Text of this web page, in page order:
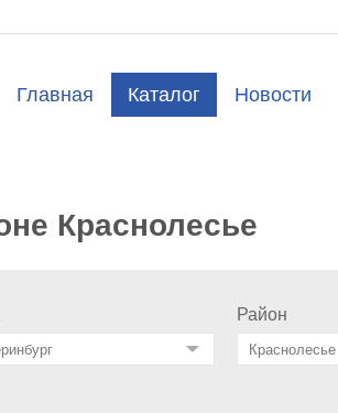
Главная Каталог Новости
Краснолесье
Район